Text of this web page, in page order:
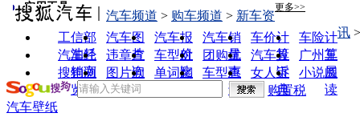
实用工具 更多>>
工信部
油耗
汽车图
片
汽车报
价
汽车销
量
车价计
算
车险计
算
汽车经
销商
违章查
询
车型对
比
团购优
惠
汽车投
诉
广州车
展
搜狗浏
览器
图片欣
赏
单词翻
车型查
询
女人宝
典
小说阅
读
汽车频道 > 购车频道 > 新车资
讯
购置税
汽车壁纸